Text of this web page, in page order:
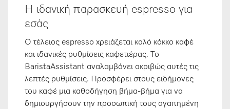
Η ιδανική παρασκευή espresso για
εσάς
Ο τέλειος espresso χρειάζεται καλό κόκκο καφέ
και ιδανικές ρυθμίσεις καφετιέρας. Το
BaristaAssistant αναλαμβάνει ακριβώς αυτές τις
λεπτές ρυθμίσεις. Προσφέρει στους ειδήμονες
του καφέ μια καθοδήγηση βήμα-βήμα για να
δημιουργήσουν την προσωπική τους αγαπημένη